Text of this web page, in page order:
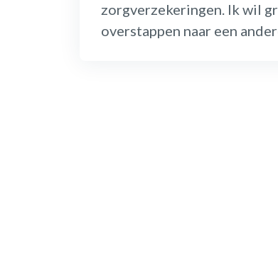
zorgverzekeringen. Ik wil
overstappen naar een